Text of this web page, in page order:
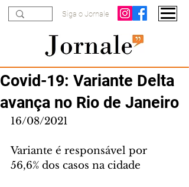
Siga o Jornale
Covid-19: Variante Delta
avança no Rio de Janeiro
16/08/2021
Variante é responsável por
56,6% dos casos na cidade